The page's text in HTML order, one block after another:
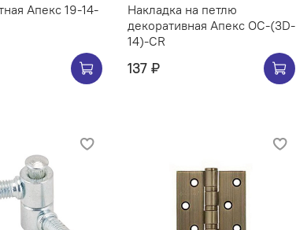
Апекс 19-14-
Накладка на петлю
декоративная Апекс OC-(3D-
14)-CR
137 ₽